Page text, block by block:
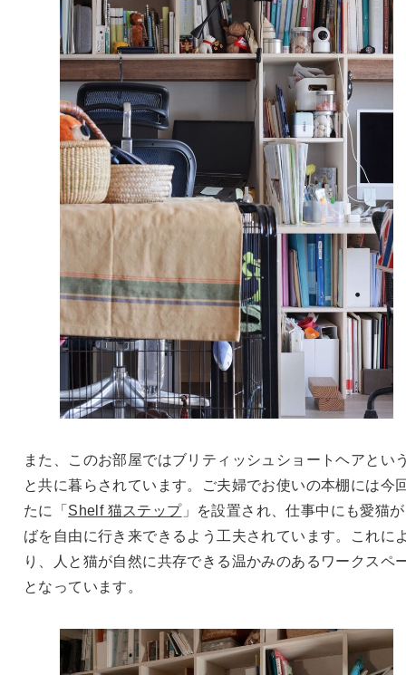
また、このお部屋ではブリティッシュショートヘアとい
と共に暮らされています。ご夫婦でお使いの本棚には今
たに「 Shelf 猫ステップ」を設置され、仕事中にも愛猫
ばを自由に行き来できるよう工夫されています。これに
り、人と猫が自然に共存できる温かみのあるワークスペ
となっています。